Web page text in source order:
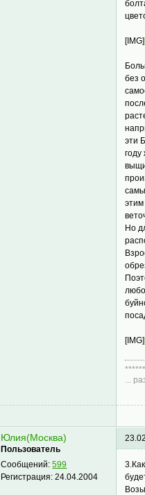
[IMG]
без
эти
этим
Но
[IMG]
...
Юлия(Москва)
Пользователь
Сообщений:599
Регистрация:24.04.2004